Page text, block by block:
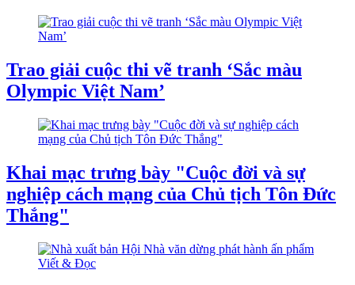
Trao giải cuộc thi vẽ tranh ‘Sắc màu
Olympic Việt Nam’
Khai mạc trưng bày "Cuộc đời và sự
nghiệp cách mạng của Chủ tịch Tôn Đức
Thắng"